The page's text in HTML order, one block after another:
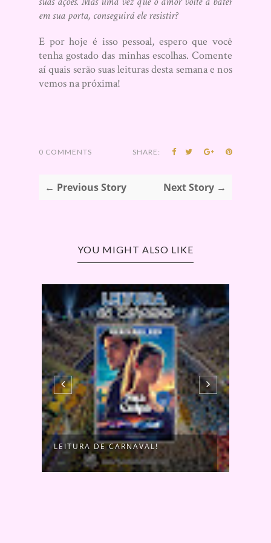
em sua porta, conseguirá ele resistir?
E por hoje é isso pessoal, espero que você
tenha gostado das minhas escolhas. Comente
aí quais serão suas leituras desta semana e nos
vemos na próxima!
0 COMMENTS SHARE:
← Previous Story Next Story →
YOU MIGHT ALSO LIKE
LEITURA DE CARNAVAL!